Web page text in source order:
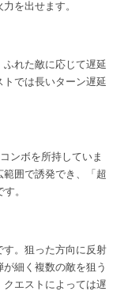
を出せます。
れた敵に応じて遅延
では長いターン遅延
ンボを所持していま
囲で誘発でき、「超
。
す。狙った方向に反射
細く複数の敵を狙う
エストによっては遅